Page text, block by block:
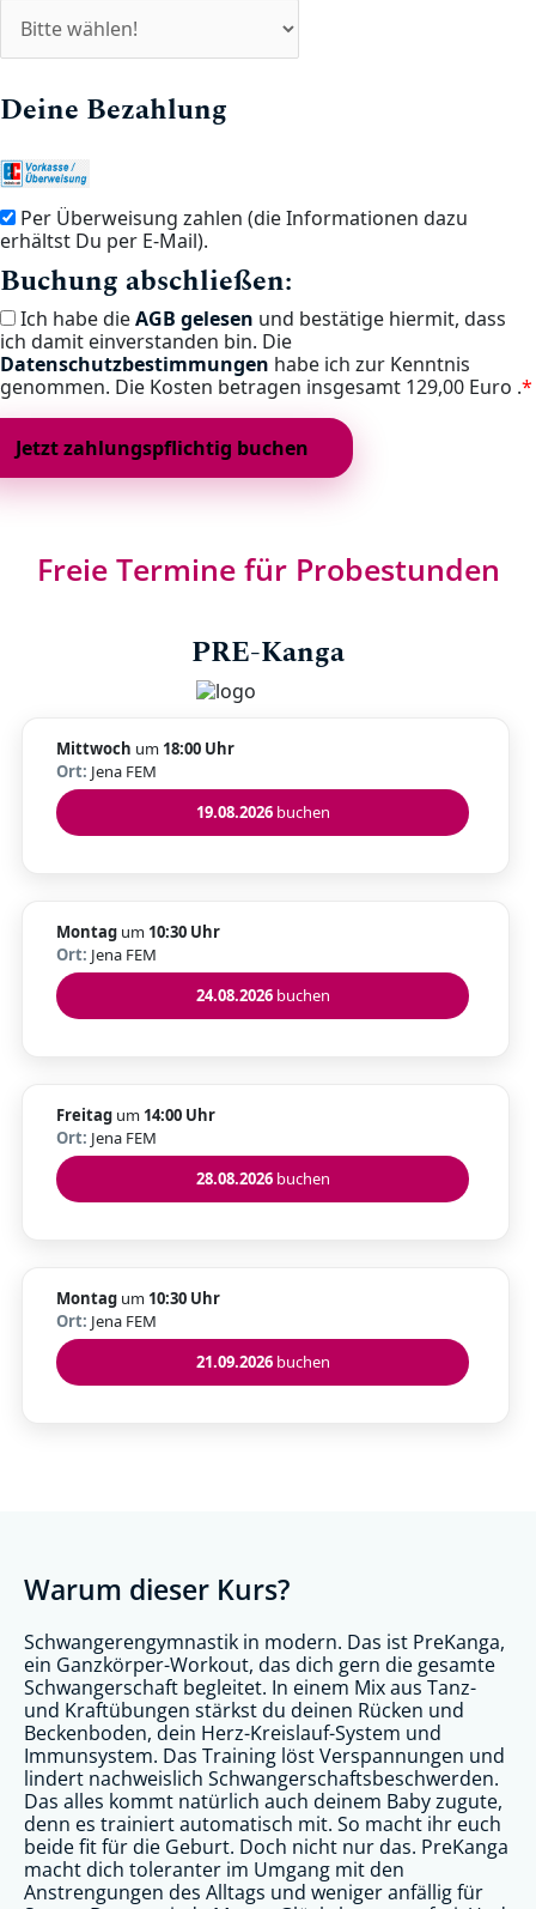
Deine Bezahlung
Per Überweisung zahlen (die Informationen dazu
erhältst Du per E-Mail).
Buchung abschließen:
Ich habe dieAGB gelesen und bestätige hiermit, dass
ich damit einverstanden bin. Die
Datenschutzbestimmungen habe ich zur Kenntnis
genommen. Die Kosten betragen insgesamt 129,00 Euro .*
Freie Termine für Probestunden
PRE-Kanga
Mittwoch um 18:00 Uhr
Ort: Jena FEM
19.08.2026buchen
Montag um 10:30 Uhr
Ort: Jena FEM
24.08.2026buchen
Freitag um 14:00 Uhr
Ort: Jena FEM
28.08.2026buchen
Montag um 10:30 Uhr
Ort: Jena FEM
21.09.2026buchen
Warum dieser Kurs?
Schwangerengymnastik in modern. Das ist PreKanga,
ein Ganzkörper-Workout, das dich gern die gesamte
Schwangerschaft begleitet. In einem Mix aus Tanz-
und Kraftübungen stärkst du deinen Rücken und
Beckenboden, dein Herz-Kreislauf-System und
Immunsystem. Das Training löst Verspannungen und
lindert nachweislich Schwangerschaftsbeschwerden.
Das alles kommt natürlich auch deinem Baby zugute,
denn es trainiert automatisch mit. So macht ihr euch
beide fit für die Geburt. Doch nicht nur das. PreKanga
macht dich toleranter im Umgang mit den
Anstrengungen des Alltags und weniger anfällig für